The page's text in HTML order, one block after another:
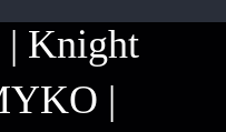
Knight
|